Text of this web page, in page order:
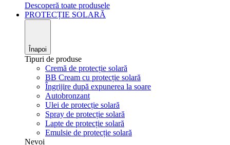
Descoperă toate produsele
PROTECȚIE SOLARĂ
Înapoi
Tipuri de produse
Cremă de protecție solară
BB Cream cu protecție solară
Îngrijire după expunerea la soare
Autobronzant
Ulei de protecție solară
Spray de protecție solară
Lapte de protecție solară
Emulsie de protecție solară
Nevoi